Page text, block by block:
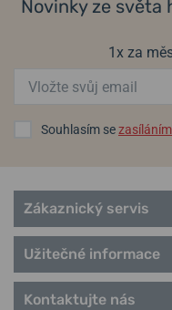
Novinky ze světa
1x za
Souhlasím sezasíláním
Zákaznický servis
Užitečné informace
Kontaktujte nás